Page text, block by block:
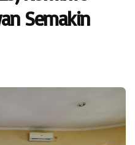
Semakin